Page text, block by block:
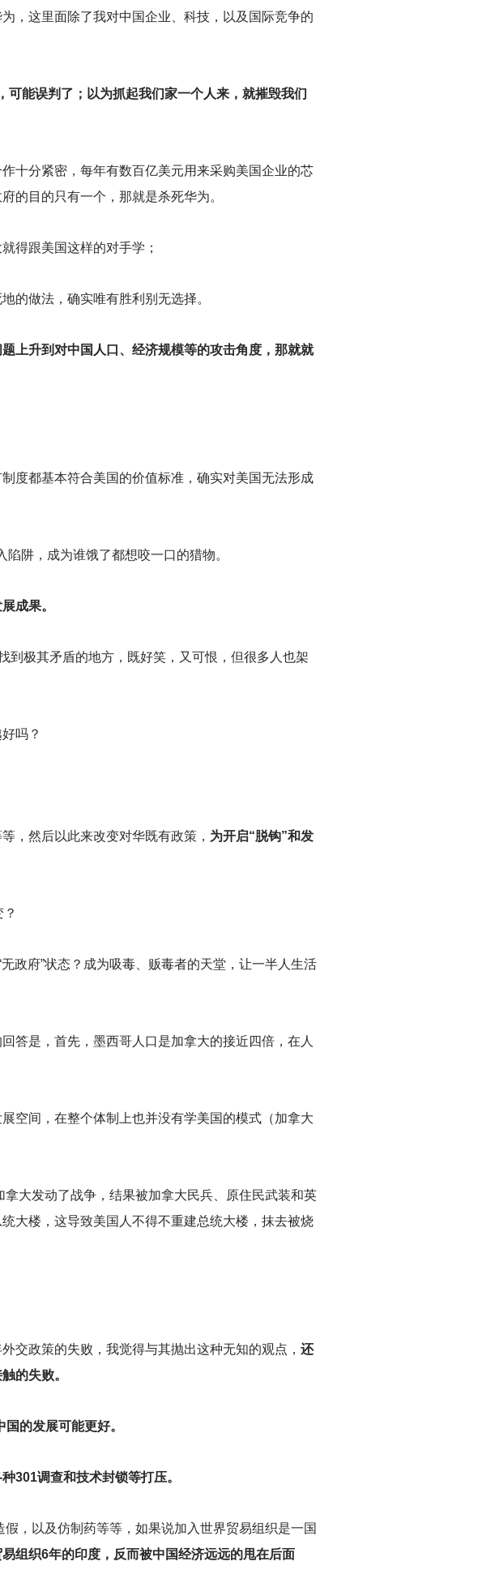
，这里面除了我对中国企业、科技，以及国际竞争的
能误判了；以为抓起我们家一个人来，就摧毁我们
十分紧密，每年有数百亿美元用来采购美国企业的芯
的目的只有一个，那就是杀死华为。
得跟美国这样的对手学；
的做法，确实唯有胜利别无选择。
上升到对中国人口、经济规模等的攻击角度，那就就
度都基本符合美国的价值标准，确实对美国无法形成
阱，成为谁饿了都想咬一口的猎物。
成果。
到极其矛盾的地方，既好笑，又可恨，但很多人也架
吗？
，然后以此来改变对华既有政策， 为开启“脱钩”和发
政府”状态？成为吸毒、贩毒者的天堂，让一半人生活
答是，首先，墨西哥人口是加拿大的接近四倍，在人
空间，在整个体制上也并没有学美国的模式（加拿大
大发动了战争，结果被加拿大民兵、原住民武装和英
大楼，这导致美国人不得不重建总统大楼，抹去被烧
交政策的失败，我觉得与其抛出这种无知的观点， 还
的失败。
的发展可能更好。
301调查和技术封锁等打压。
，以及仿制药等等，如果说加入世界贸易组织是一国
组织6年的印度，反而被中国经济远远的甩在后面